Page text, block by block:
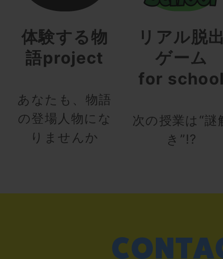
体験する物
語project
あなたも、物語
の登場人物にな
りませんか
リアル脱
ゲーム
for
次の授業は“謎
き”!?